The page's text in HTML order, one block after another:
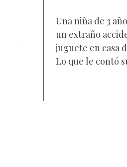
Una niña de 3
un extraño
juguete en casa
Lo que le contó